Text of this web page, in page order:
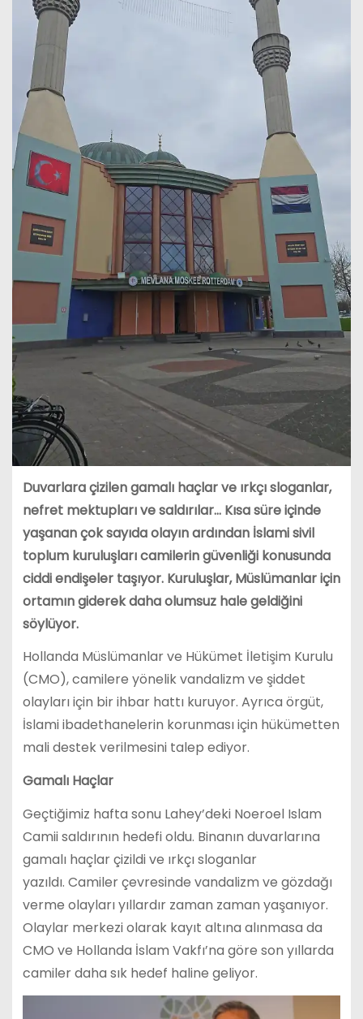
Duvarlara çizilen gamalı haçlar ve ırkçı sloganlar,
nefret mektupları ve saldırılar… Kısa süre içinde
yaşanan çok sayıda olayın ardından İslami sivil
toplum kuruluşları camilerin güvenliği konusunda
ciddi endişeler taşıyor. Kuruluşlar, Müslümanlar için
ortamın giderek daha olumsuz hale geldiğini
söylüyor.
Hollanda Müslümanlar ve Hükümet İletişim Kurulu
(CMO), camilere yönelik vandalizm ve şiddet
olayları için bir ihbar hattı kuruyor. Ayrıca örgüt,
İslami ibadethanelerin korunması için hükümetten
mali destek verilmesini talep ediyor.
Gamalı Haçlar
Geçtiğimiz hafta sonu Lahey’deki Noeroel Islam
Camii saldırının hedefi oldu. Binanın duvarlarına
gamalı haçlar çizildi ve ırkçı sloganlar
yazıldı. Camiler çevresinde vandalizm ve gözdağı
verme olayları yıllardır zaman zaman yaşanıyor.
Olaylar merkezi olarak kayıt altına alınmasa da
CMO ve Hollanda İslam Vakfı’na göre son yıllarda
camiler daha sık hedef haline geliyor.